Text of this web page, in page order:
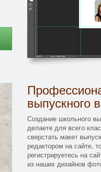
выпускного
Создание школьного
делаете для всего
сверстать макет
редактором на сайте,
регистрируетесь на
из наших дизайнов